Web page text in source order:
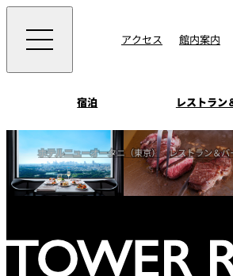
アクセス 館内案内
宿泊 レストラン
会議＆宴会
ウエディング
ホテルニューオータニ（東京） レストラン＆バ